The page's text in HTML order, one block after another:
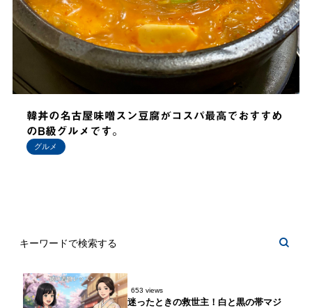
韓丼の名古屋味噌スン豆腐がコスパ最高でおすすめ
のB級グルメです。
グルメ
653 views
迷ったときの救世主！白と黒の帯マジ